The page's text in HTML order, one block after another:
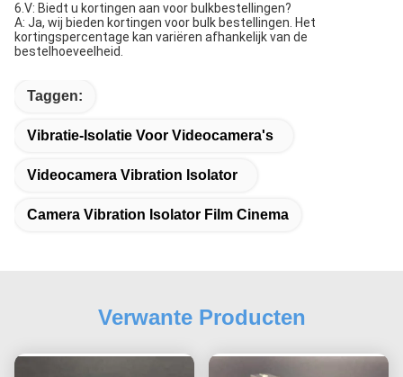
6.V: Biedt u kortingen aan voor bulkbestellingen?
A: Ja, wij bieden kortingen voor bulk bestellingen. Het
kortingspercentage kan variëren afhankelijk van de
bestelhoeveelheid.
Taggen:
Vibratie-Isolatie Voor Videocamera's
Videocamera Vibration Isolator
Camera Vibration Isolator Film Cinema
Verwante Producten